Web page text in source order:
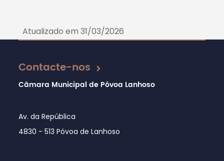
Atualizado em 31/03/2026
Contacte-nos
Câmara Municipal de Póvoa Lanhoso
Av. da República
4830 - 513 Póvoa de Lanhoso